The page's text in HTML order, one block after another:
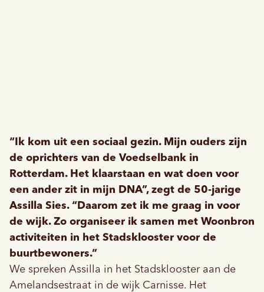
“Ik kom uit een sociaal gezin. Mijn ouders zijn
de oprichters van de Voedselbank in
Rotterdam. Het klaarstaan en wat doen voor
een ander zit in mijn DNA”, zegt de 50-jarige
Assilla Sies. “Daarom zet ik me graag in voor
de wijk. Zo organiseer ik samen met Woonbron
activiteiten in het Stadsklooster voor de
buurtbewoners.”
We spreken Assilla in het Stadsklooster aan de
Amelandsestraat in de wijk Carnisse. Het